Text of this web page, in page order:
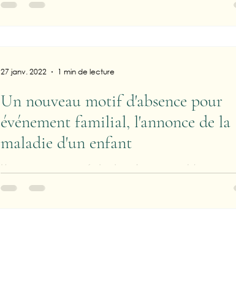
Un nouveau motif d'absence pour
événement familial, l'annonce de la
maladie d'un enfant
Un nouveau congé de deux jours ouvrables, en cas
d'annonce de la survenue d'une pathologie
27 janv. 2022 1 min de lecture